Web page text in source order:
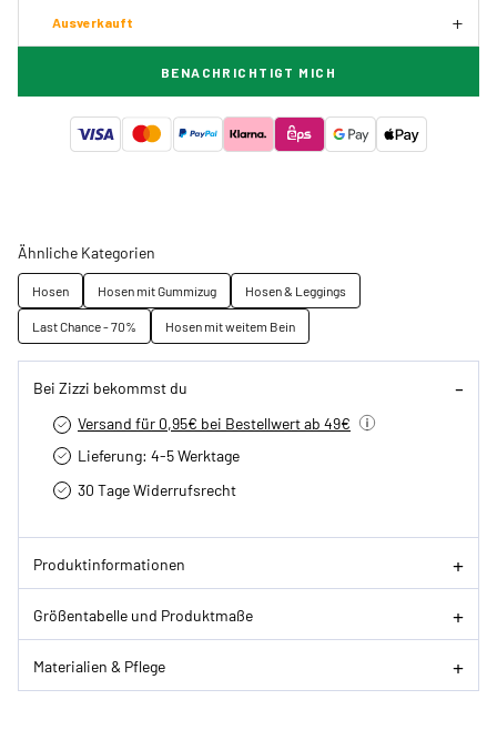
Ausverkauft
BENACHRICHTIGT MICH
Ähnliche Kategorien
Hosen Hosen mit Gummizug
Hosen & Leggings
Last Chance - 70%
Hosen mit weitem Bein
Bei Zizzi bekommst du
Versand für 0,95€ bei Bestellwert ab 49€
Lieferung: 4-5 Werktage
30 Tage Widerrufsrecht
Produktinformationen
Größentabelle und Produktmaße
Materialien & Pflege